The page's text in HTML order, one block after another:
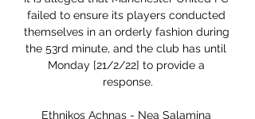
failed to ensure its players conducted
themselves in an orderly fashion during
the 53rd minute, and the club has until
Monday [21/2/22] to provide a
response.
Ethnikos Achnas - Nea Salamina